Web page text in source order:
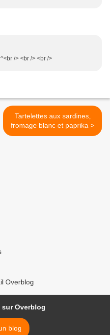
/> <br /> <br />
Tartelettes aux sardines,
fromage blanc et paprika >
Overblog
Overblog
blog